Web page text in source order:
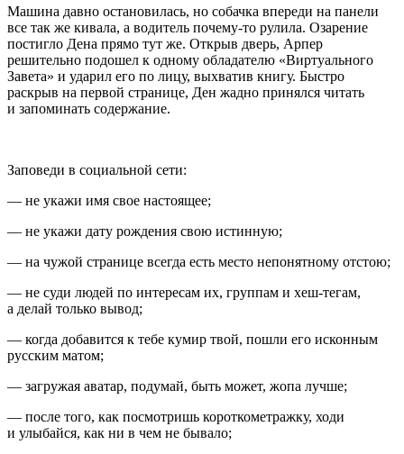
Машина давно остановилась, но собачка впереди на панели
все так же кивала, а водитель почему-то рулила. Озарение
постигло Дена прямо тут же. Открыв дверь, Арпер
решительно подошел к одному обладателю «Виртуального
Завета» и ударил его по лицу, выхватив книгу. Быстро
раскрыв на первой странице, Ден жадно принялся читать
и запоминать содержание.
Заповеди в социальной сети:
— не укажи имя свое настоящее;
— не укажи дату рождения свою истинную;
— на чужой странице всегда есть место непонятному отстою;
— не суди людей по интересам их, группам и хеш-тегам,
а делай только вывод;
— когда добавится к тебе кумир твой, пошли его исконным
русским матом;
— загружая аватар, подумай, быть может, жопа лучше;
— после того, как посмотришь короткометражку, ходи
и улыбайся, как ни в чем не бывало;